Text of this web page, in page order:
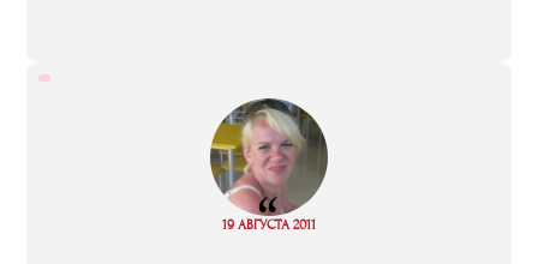
“
19 АВГУСТА 2011
Read